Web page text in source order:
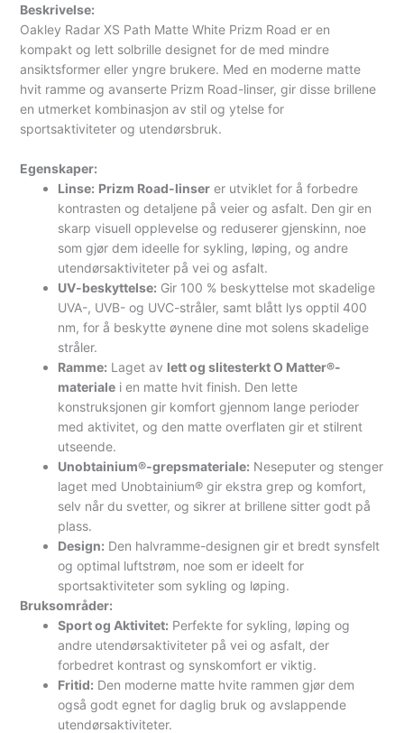
Beskrivelse:
Oakley Radar XS Path Matte White Prizm Road er en
kompakt og lett solbrille designet for de med mindre
ansiktsformer eller yngre brukere. Med en moderne matte
hvit ramme og avanserte Prizm Road-linser, gir disse brillene
en utmerket kombinasjon av stil og ytelse for
sportsaktiviteter og utendørsbruk.
Egenskaper:
Linse: Prizm Road-linser er utviklet for å forbedre
kontrasten og detaljene på veier og asfalt. Den gir en
skarp visuell opplevelse og reduserer gjenskinn, noe
som gjør dem ideelle for sykling, løping, og andre
utendørsaktiviteter på vei og asfalt.
UV-beskyttelse: Gir 100 % beskyttelse mot skadelige
UVA-, UVB- og UVC-stråler, samt blått lys opptil 400
nm, for å beskytte øynene dine mot solens skadelige
stråler.
Ramme: Laget av lett og slitesterkt O Matter®-
materiale i en matte hvit finish. Den lette
konstruksjonen gir komfort gjennom lange perioder
med aktivitet, og den matte overflaten gir et stilrent
utseende.
Unobtainium®-grepsmateriale: Neseputer og stenger
laget med Unobtainium® gir ekstra grep og komfort,
selv når du svetter, og sikrer at brillene sitter godt på
plass.
Design: Den halvramme-designen gir et bredt synsfelt
og optimal luftstrøm, noe som er ideelt for
sportsaktiviteter som sykling og løping.
Bruksområder:
Sport og Aktivitet: Perfekte for sykling, løping og
andre utendørsaktiviteter på vei og asfalt, der
forbedret kontrast og synskomfort er viktig.
Fritid: Den moderne matte hvite rammen gjør dem
også godt egnet for daglig bruk og avslappende
utendørsaktiviteter.